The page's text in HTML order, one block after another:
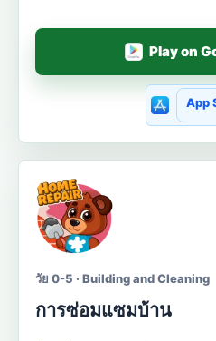
Play on
App
วัย 0-5 · Building and Cleaning
การซ่อมแซมบ้าน